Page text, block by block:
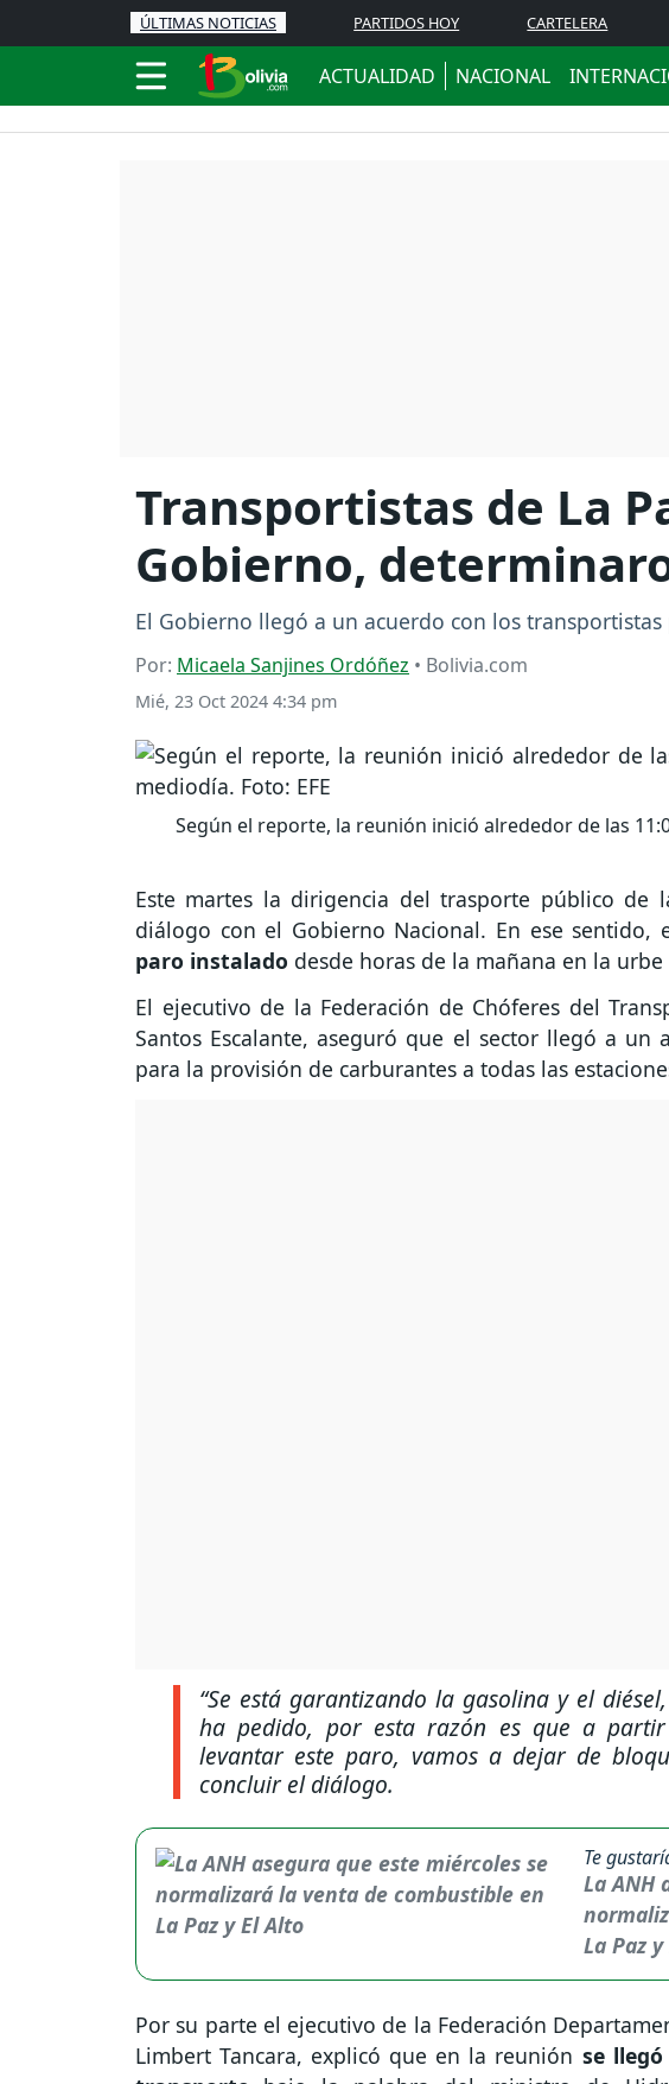
ÚLTIMAS NOTICIAS PARTIDOS HOY CARTELERA
ACTUALIDAD NACIONAL
Transportistas de La
Gobierno,
El Gobierno llegó a un acuerdo con los
Por: Micaela Sanjines Ordóñez • Bolivia.com
Mié, 23 Oct 2024 4:34 pm
Según el reporte, la reunión inició alrededor de las
Este martes la dirigencia del trasporte público de
diálogo con el Gobierno Nacional. En ese sentido,
paro instalado desde horas de la mañana en la urbe
El ejecutivo de la Federación de Chóferes del
Santos Escalante, aseguró que el sector llegó a un
para la provisión de carburantes a todas las
“Se está garantizando la gasolina y el
ha pedido, por esta razón es que a
levantar este paro, vamos a dejar de
concluir el diálogo.
Te
La ANH
La Paz
Por su parte el ejecutivo de la Federación
Limbert Tancara, explicó que en la reunión se